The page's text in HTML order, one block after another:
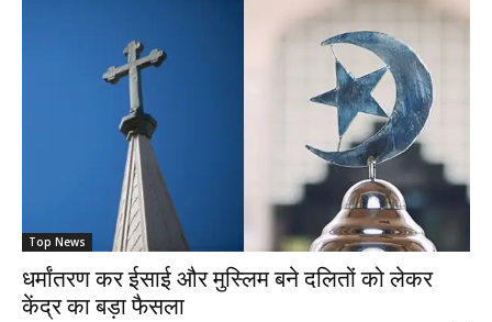
Top News
धर्मांतरण कर ईसाई और मुस्लिम बने दलितों को लेकर
केंद्र का बड़ा फैसला